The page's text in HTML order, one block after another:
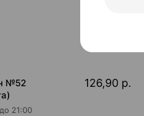
№52
до 21:00
126,90 р.